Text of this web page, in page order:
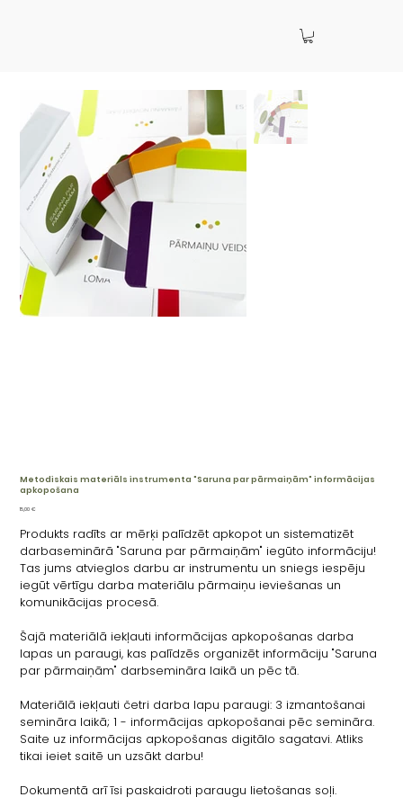
Metodiskais materiāls instrumenta "Saruna par pārmaiņām" informācijas
apkopošana
Cena
15,00 €
Produkts radīts ar mērķi palīdzēt apkopot un sistematizēt
darbaseminārā "Saruna par pārmaiņām" iegūto informāciju!
Tas jums atvieglos darbu ar instrumentu un sniegs iespēju
iegūt vērtīgu darba materiālu pārmaiņu ieviešanas un
komunikācijas procesā.
Šajā materiālā iekļauti informācijas apkopošanas darba
lapas un paraugi, kas palīdzēs organizēt informāciju "Saruna
par pārmaiņām" darbsemināra laikā un pēc tā.
Materiālā iekļauti četri darba lapu paraugi: 3 izmantošanai
semināra laikā; 1 - informācijas apkopošanai pēc semināra.
Saite uz informācijas apkopošanas digitālo sagatavi. Atliks
tikai ieiet saitē un uzsākt darbu!
Dokumentā arī īsi paskaidroti paraugu lietošanas soļi.